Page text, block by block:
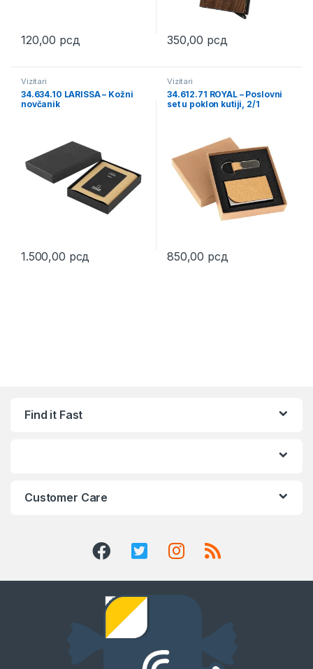
120,00 рсд
This product has multiple variants. The options may be chosen
350,00 рсд
Vizitari
34.634.10 LARISSA – Kožni
novčanik
1.500,00 рсд
Vizitari
34.612.71 ROYAL – Poslovni
set u poklon kutiji, 2/1
850,00 рсд
Find it Fast
Customer Care